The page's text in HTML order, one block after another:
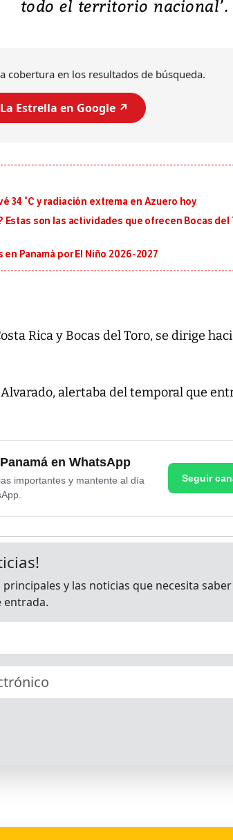
todo el territorio nacional’.
cobertura en los resultados de búsqueda.
Estrella en Google ↗️
34 °C y radiación extrema en Azuero hoy
son las actividades que ofrecen Bocas del
Panamá por El Niño 2026-2027
Rica y Bocas del Toro, se dirige
alertaba del temporal que
en WhatsApp
importantes y mantente al día
Seguir
en defensa,
referencias hacia sus
da Silva, oficializó este